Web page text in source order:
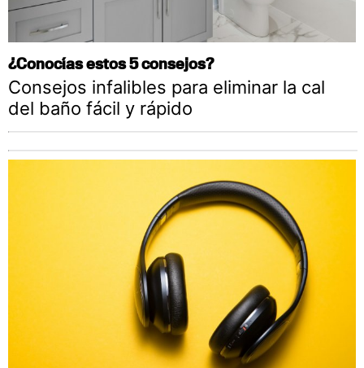
¿Conocías estos 5 consejos?
Consejos infalibles para eliminar la cal
del baño fácil y rápido